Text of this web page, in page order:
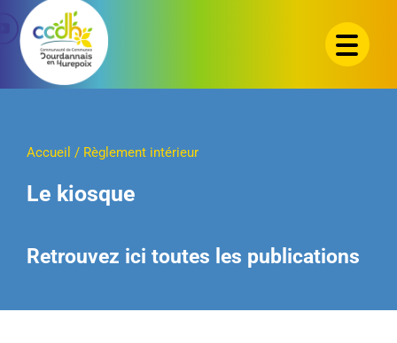
Passer
contenu
Accueil / Règlement intérieur
Le kiosque
Retrouvez ici toutes les publications